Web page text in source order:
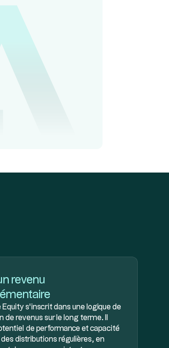
revenu
Equity s’inscrit dans une logique de
de revenus sur le long terme. Il
de performance et capacité
des distributions régulières, en